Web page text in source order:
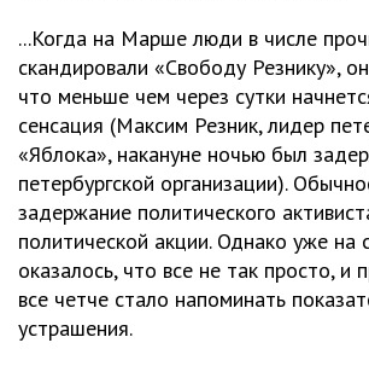
...Когда на Марше люди в числе
скандировали «Свободу Резнику»,
что меньше чем через сутки
сенсация (Максим Резник, лидер
«Яблока», накануне ночью был
петербургской организации).
задержание политического
политической акции. Однако уже
оказалось, что все не так просто, и
все четче стало напоминать
устрашения.